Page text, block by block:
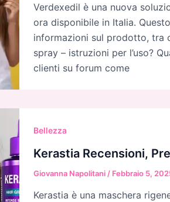
Verdexedil è una nuova
ora disponibile in Italia.
informazioni sul prodotto, tra
spray – istruzioni per l’uso?
clienti su forum come
Bellezza
Kerastia Recensioni,
Giovanna Napolitani / Febbraio 5,
Kerastia è una maschera